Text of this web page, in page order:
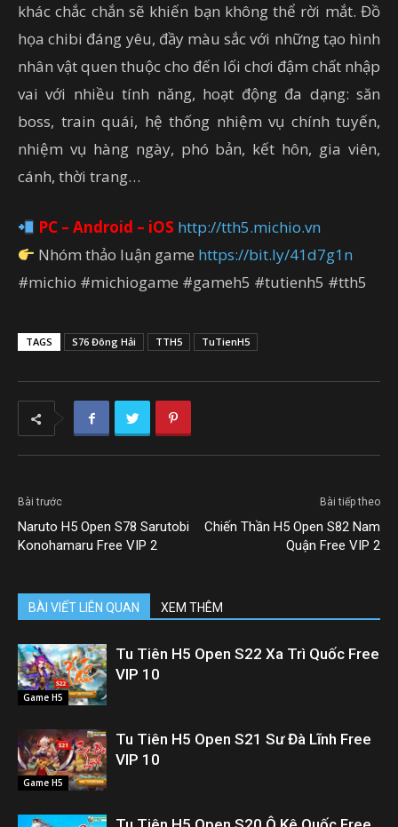
khác chắc chắn sẽ khiến bạn không thể rời mắt. Đồ
họa chibi đáng yêu, đầy màu sắc với những tạo hình
nhân vật quen thuộc cho đến lối chơi đậm chất nhập
vai với nhiều tính năng, hoạt động đa dạng: săn
boss, train quái, hệ thống nhiệm vụ chính tuyến,
nhiệm vụ hàng ngày, phó bản, kết hôn, gia viên,
cánh, thời trang…
PC – Android – iOS http://tth5.michio.vn
Nhóm thảo luận game https://bit.ly/41d7g1n
#michio #michiogame #gameh5 #tutienh5 #tth5
TAGS S76 Đông Hải TTH5 TuTienH5
Bài trước
Naruto H5 Open S78 Sarutobi
Konohamaru Free VIP 2
Bài tiếp theo
Chiến Thần H5 Open S82 Nam
Quận Free VIP 2
BÀI VIẾT LIÊN QUAN XEM THÊM
Game H5
Tu Tiên H5 Open S22 Xa Trì Quốc Free
VIP 10
Game H5
Tu Tiên H5 Open S21 Sư Đà Lĩnh Free
VIP 10